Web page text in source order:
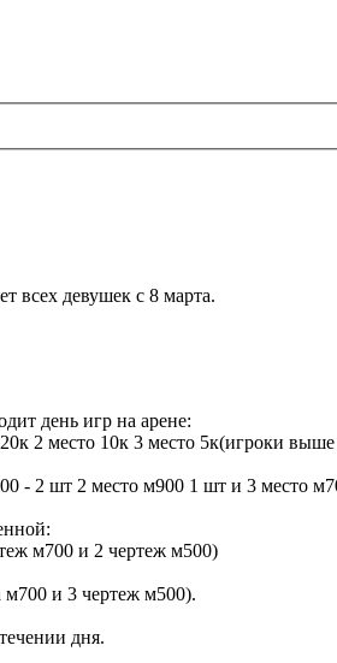
всех девушек с 8 марта.
день игр на арене:
2 место 10к 3 место 5к(игроки
- 2 шт 2 место м900 1 шт и 3 место
м700 и 2 чертеж м500)
и 3 чертеж м500).
дня.